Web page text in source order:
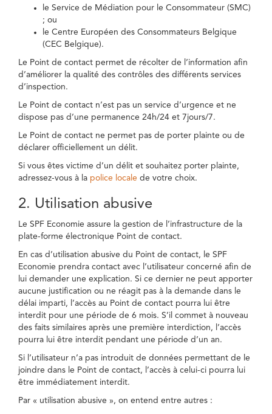
le Service de Médiation pour le Consommateur (SMC)
; ou
le Centre Européen des Consommateurs Belgique
(CEC Belgique).
Le Point de contact permet de récolter de l’information afin
d’améliorer la qualité des contrôles des différents services
d’inspection.
Le Point de contact n’est pas un service d’urgence et ne
dispose pas d’une permanence 24h/24 et 7jours/7.
Le Point de contact ne permet pas de porter plainte ou de
déclarer officiellement un délit.
Si vous êtes victime d’un délit et souhaitez porter plainte,
adressez-vous à la police locale de votre choix.
2. Utilisation abusive
Le SPF Economie assure la gestion de l’infrastructure de la
plate-forme électronique Point de contact.
En cas d’utilisation abusive du Point de contact, le SPF
Economie prendra contact avec l’utilisateur concerné afin de
lui demander une explication. Si ce dernier ne peut apporter
aucune justification ou ne réagit pas à la demande dans le
délai imparti, l’accès au Point de contact pourra lui être
interdit pour une période de 6 mois. S’il commet à nouveau
des faits similaires après une première interdiction, l’accès
pourra lui être interdit pendant une période d’un an.
Si l’utilisateur n’a pas introduit de données permettant de le
joindre dans le Point de contact, l’accès à celui-ci pourra lui
être immédiatement interdit.
Par « utilisation abusive », on entend entre autres :